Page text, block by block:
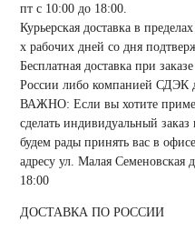
пт с 10:00 до 18:00.
Курьерская доставка в
х рабочих дней со дня
Бесплатная доставка при
России либо компанией СДЭК
ВАЖНО: Если вы хотите
сделать индивидуальный
будем рады принять вас в
адресу ул. Малая Семеновская
18:00
ДОСТАВКА ПО РОССИИ